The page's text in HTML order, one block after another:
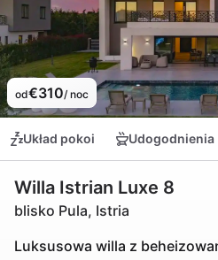
od€310/ noc
Układ pokoi Udogodnienia
Willa Istrian Luxe 8
blisko Pula, Istria
Luksusowa willa z